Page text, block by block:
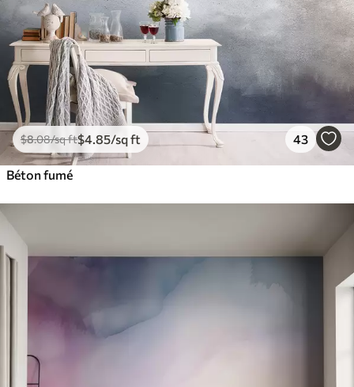
$8.08/sq ft$4 .85/sq ft 43
Béton fumé